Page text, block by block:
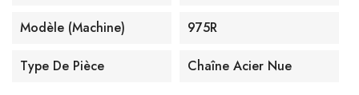
Modèle (machine) 975R
Type De Pièce Chaîne Acier Nue